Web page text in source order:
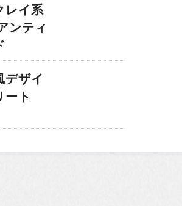
レイ系
ンティ
デザイ
ート